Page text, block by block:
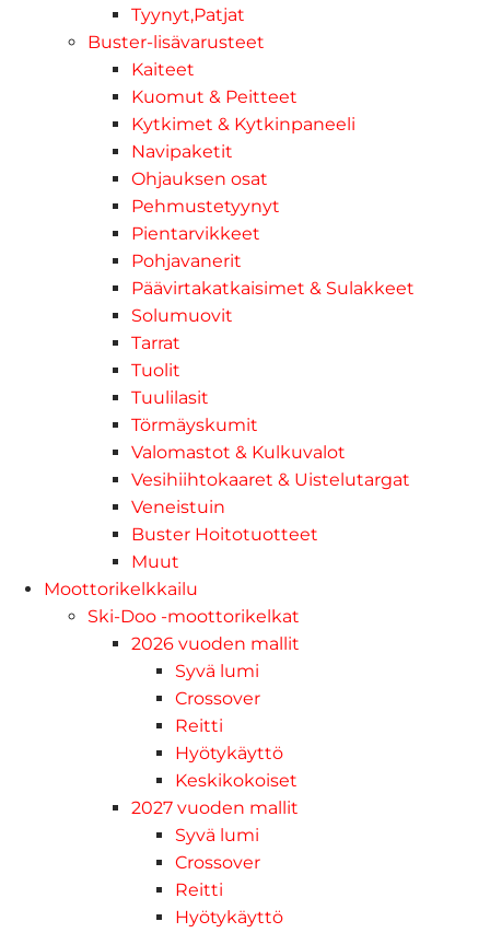
Tyynyt,Patjat
Buster-lisävarusteet
Kaiteet
Kuomut & Peitteet
Kytkimet & Kytkinpaneeli
Navipaketit
Ohjauksen osat
Pehmustetyynyt
Pientarvikkeet
Pohjavanerit
Päävirtakatkaisimet & Sulakkeet
Solumuovit
Tarrat
Tuolit
Tuulilasit
Törmäyskumit
Valomastot & Kulkuvalot
Vesihiihtokaaret & Uistelutargat
Veneistuin
Buster Hoitotuotteet
Muut
Moottorikelkkailu
Ski-Doo -moottorikelkat
2026 vuoden mallit
Syvä lumi
Crossover
Reitti
Hyötykäyttö
Keskikokoiset
2027 vuoden mallit
Syvä lumi
Crossover
Reitti
Hyötykäyttö